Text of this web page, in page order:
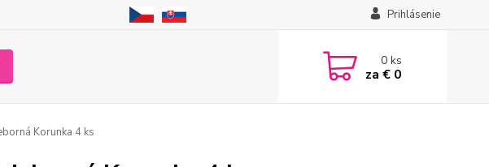
Prihlásenie
0ks
za € 0
Korunka 4 ks